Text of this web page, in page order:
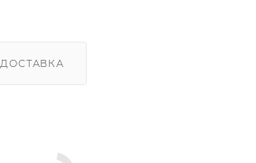
ДОСТАВКА